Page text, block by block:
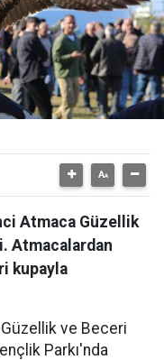
Atmaca Güzellik
Atmacalardan
kupayla
ve Beceri
Parkı'nda